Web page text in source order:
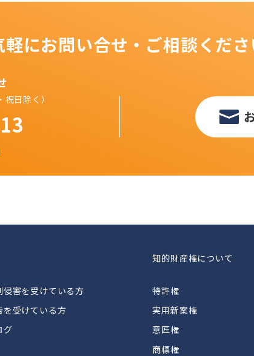
軽にお問い合せ・ご相談くだ
日除く）
侵害を受けている方
を受けている方
グ
知的財産権について
特許権
実用新案権
意匠権
商標権